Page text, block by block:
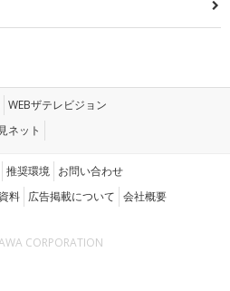
WEBザテレビジョン
ネット
推奨環境 お問い合わせ
料 広告掲載について 会社概要
CORPORATION